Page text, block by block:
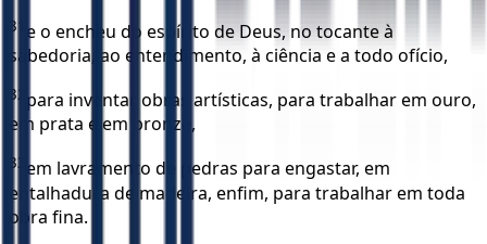
31
e o encheu do espírito de Deus, no tocante à
sabedoria, ao entendimento, à ciência e a todo ofício,
32 para inventar obras artísticas, para trabalhar em ouro,
em prata e em bronze,
33 em lavramento de pedras para engastar, em
entalhadura de madeira, enfim, para trabalhar em toda
obra fina.